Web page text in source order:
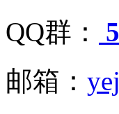
QQ群：
邮箱：